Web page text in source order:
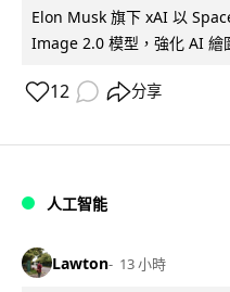
Elon Musk 旗下 xAI 以
Image 2.0 模型，強化 AI 繪
12 分享
人工智能
Lawton 13 小時